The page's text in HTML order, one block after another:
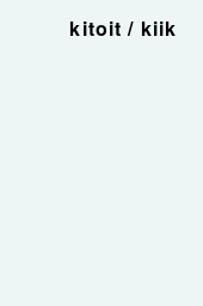
kitoit / kiik